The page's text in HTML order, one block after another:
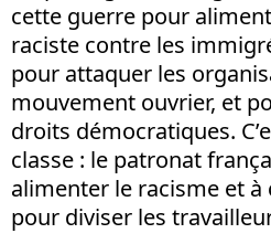
cette guerre pour
raciste contre les
pour attaquer les
mouvement ouvrier, et
droits démocratiques.
classe : le patronat
alimenter le racisme et
pour diviser les